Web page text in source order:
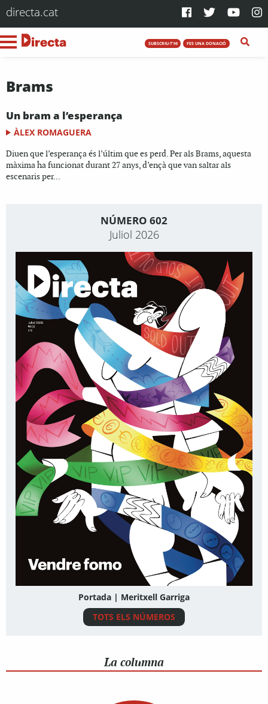
directa.cat
SUBSCRIU-T'HI FES UNA DONACIÓ
Brams
Un bram a l’esperança
ÀLEX ROMAGUERA
Diuen que l’esperança és l’últim que es perd. Per als Brams, aquesta
màxima ha funcionat durant 27 anys, d’ençà que van saltar als
escenaris per...
NÚMERO 602
Juliol 2026
Portada | Meritxell Garriga
TOTS ELS NÚMEROS
La columna